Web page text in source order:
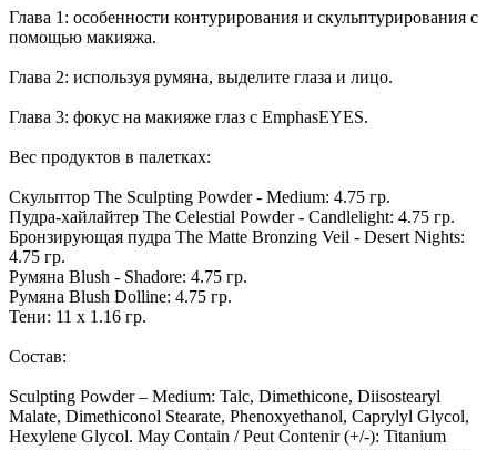
Глава 1: особенности контурирования и скульптурирования с
помощью макияжа.
Глава 2: используя румяна, выделите глаза и лицо.
Глава 3: фокус на макияже глаз c EmphasEYES.
Вес продуктов в палетках:
Скульптор The Sculpting Powder - Medium: 4.75 гр.
Пудра-хайлайтер The Celestial Powder - Candlelight: 4.75 гр.
Бронзирующая пудра The Matte Bronzing Veil - Desert Nights:
4.75 гр.
Румяна Blush - Shadore: 4.75 гр.
Румяна Blush Dolline: 4.75 гр.
Тени: 11 x 1.16 гр.
Состав:
Sculpting Powder – Medium: Talc, Dimethicone, Diisostearyl
Malate, Dimethiconol Stearate, Phenoxyethanol, Caprylyl Glycol,
Hexylene Glycol. May Contain / Peut Contenir (+/-): Titanium